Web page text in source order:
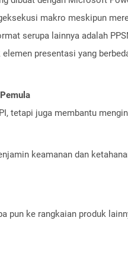
makro meskipun
serupa lainnya adalah
presentasi yang
tetapi juga membantu
keamanan dan
ke rangkaian produk